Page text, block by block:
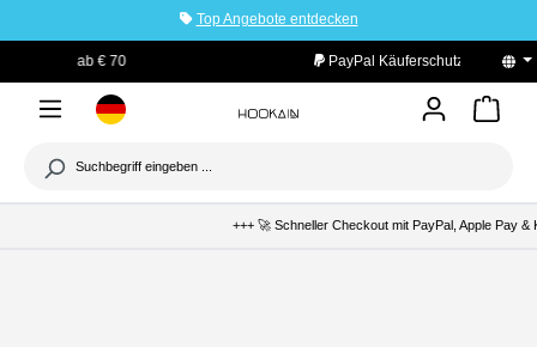
Top Angebote entdecken
PayPal Käuferschutz
+++ 🚀 Schneller Checkout mit PayPal, Apple Pay &